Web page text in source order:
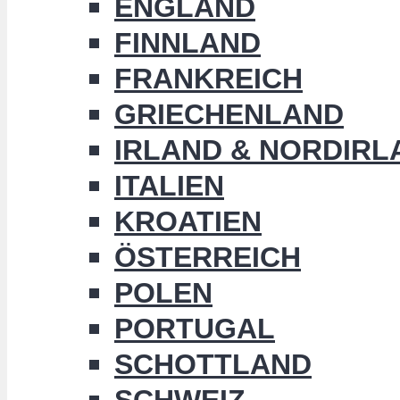
ENGLAND
FINNLAND
FRANKREICH
GRIECHENLAND
IRLAND &
ITALIEN
KROATIEN
ÖSTERREICH
POLEN
PORTUGAL
SCHOTTLAND